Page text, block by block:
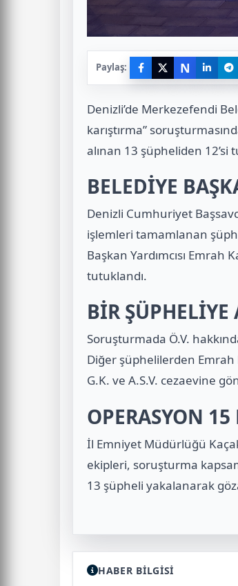
Paylaş: N
Denizli’de Merkezefendi
karıştırma”
alınan 13 şüpheliden 12’si
BELEDİYE
Denizli Cumhuriyet
işlemleri tamamlanan
Başkan Yardımcısı Emrah
tutuklandı.
BİR
Soruşturmada Ö.V.
Diğer şüphelilerden Emrah
G.K. ve A.S.V. cezaevine
OPERASYON
İl Emniyet Müdürlüğü
ekipleri, soruşturma
13 şüpheli yakalanarak
HABER BİLGİSİ